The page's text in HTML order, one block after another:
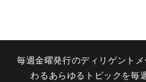
毎週金曜発行のディリゲント
わるあらゆるトピックを毎